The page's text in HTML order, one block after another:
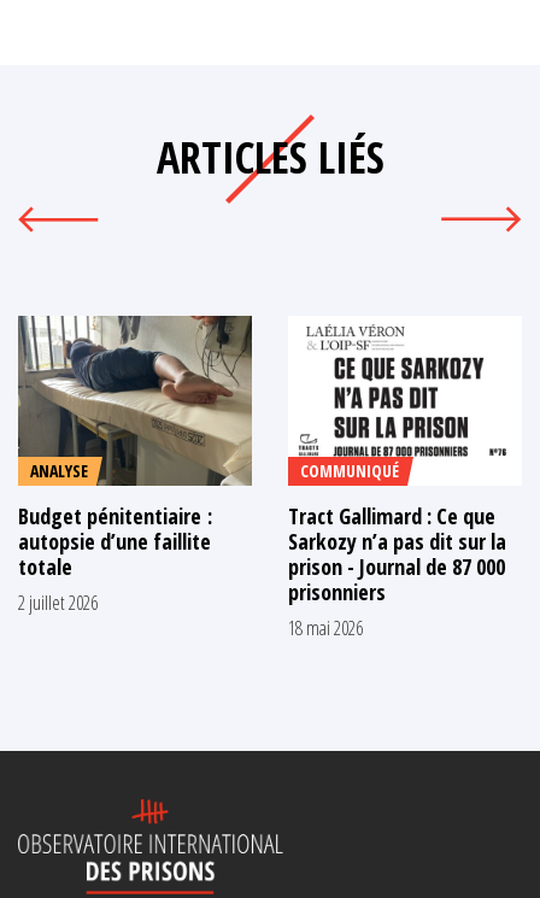
ARTICLES LIÉS
ANALYSE
Budget pénitentiaire :
autopsie d’une faillite
totale
2 juillet 2026
COMMUNIQUÉ
Tract Gallimard : Ce que
Sarkozy n’a pas dit sur la
prison - Journal de 87 000
prisonniers
18 mai 2026